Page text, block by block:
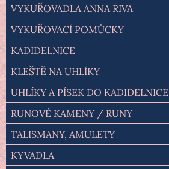
VYKUŘOVADLA ANNA RIVA
VYKUŘOVACÍ POMŮCKY
KADIDELNICE
KLEŠTĚ NA UHLÍKY
UHLÍKY A PÍSEK DO KADIDELNICE
RUNOVÉ KAMENY / RUNY
TALISMANY, AMULETY
KYVADLA